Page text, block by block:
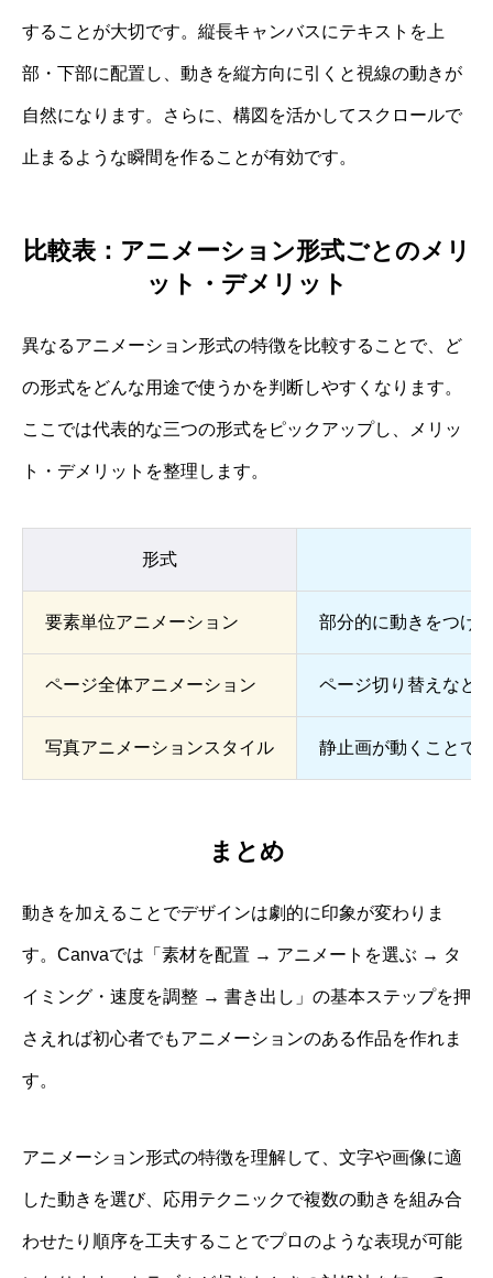
することが大切です。縦長キャンバスにテキストを上
部・下部に配置し、動きを縦方向に引くと視線の動きが
自然になります。さらに、構図を活かしてスクロールで
止まるような瞬間を作ることが有効です。
比較表：アニメーション形式ごとのメリ
ット・デメリット
異なるアニメーション形式の特徴を比較することで、ど
の形式をどんな用途で使うかを判断しやすくなります。
ここでは代表的な三つの形式をピックアップし、メリッ
ト・デメリットを整理します。
形式
要素単位アニメーション 部分的に動きをつけ
ページ全体アニメーション ページ切り替えなど
写真アニメーションスタイル 静止画が動くことで
まとめ
動きを加えることでデザインは劇的に印象が変わりま
す。Canvaでは「素材を配置 → アニメートを選ぶ → タ
イミング・速度を調整 → 書き出し」の基本ステップを押
さえれば初心者でもアニメーションのある作品を作れま
す。
アニメーション形式の特徴を理解して、文字や画像に適
した動きを選び、応用テクニックで複数の動きを組み合
わせたり順序を工夫することでプロのような表現が可能